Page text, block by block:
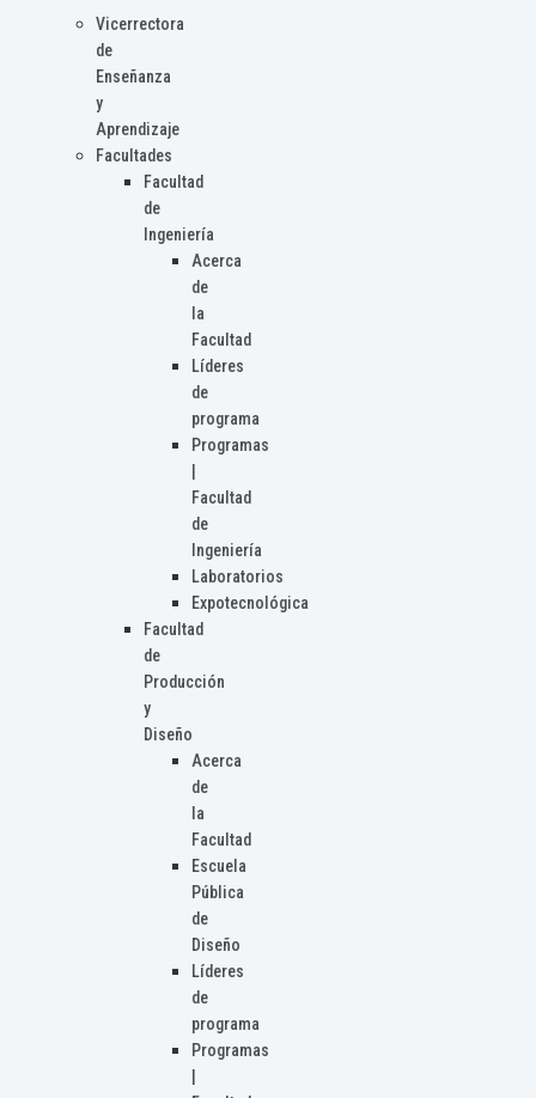
Vicerrectora
de
Enseñanza
y
Aprendizaje
Facultades
Facultad
de
Ingeniería
Acerca
de
la
Facultad
Líderes
de
programa
Programas
Facultad
de
Ingeniería
Laboratorios
Expotecnológica
Facultad
de
Producción
y
Diseño
Acerca
de
la
Facultad
Escuela
Pública
de
Diseño
Líderes
de
programa
Programas